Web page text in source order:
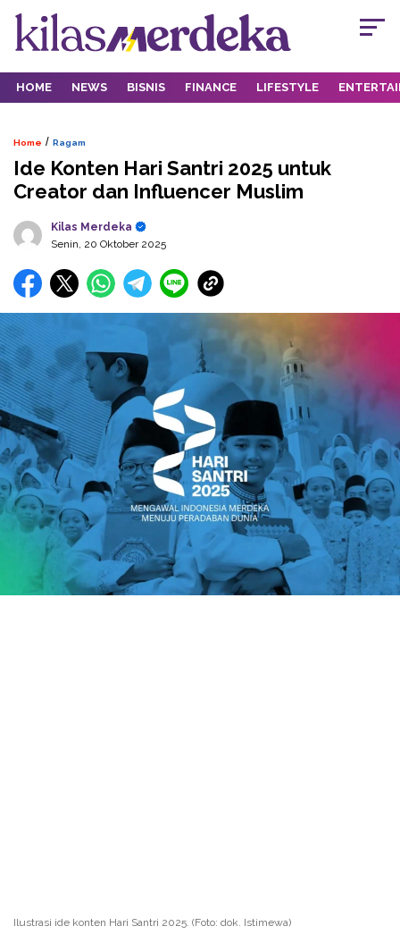
HOME NEWS BISNIS FINANCE LIFESTYLE
Home / Ragam
Ide Konten Hari Santri 2025 untuk
Creator dan Influencer Muslim
Kilas Merdeka
Senin, 20 Oktober 2025
Ilustrasi ide konten Hari Santri 2025. (Foto: dok. Istimewa)